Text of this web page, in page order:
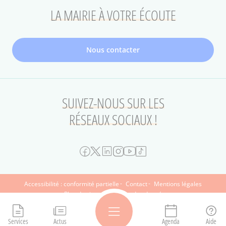
Services Actus Agenda Aide
Ouvrir le menu
LA MAIRIE À VOTRE ÉCOUTE
Nous contacter
SUIVEZ-NOUS SUR LES
RÉSEAUX SOCIAUX !
FOOTER
SECONDAIRE
Accessibilité : conformité partielle Contact
Mentions légales
Plan du site
Protection des données
Le Musée d'art et d'histoire Paul-Eluard
Archives municipales
Plaine Commune
Saint-Denis commerces